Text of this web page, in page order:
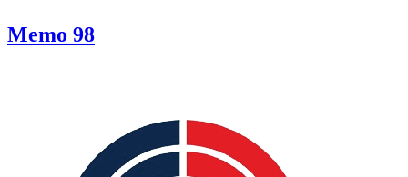
Memo 98